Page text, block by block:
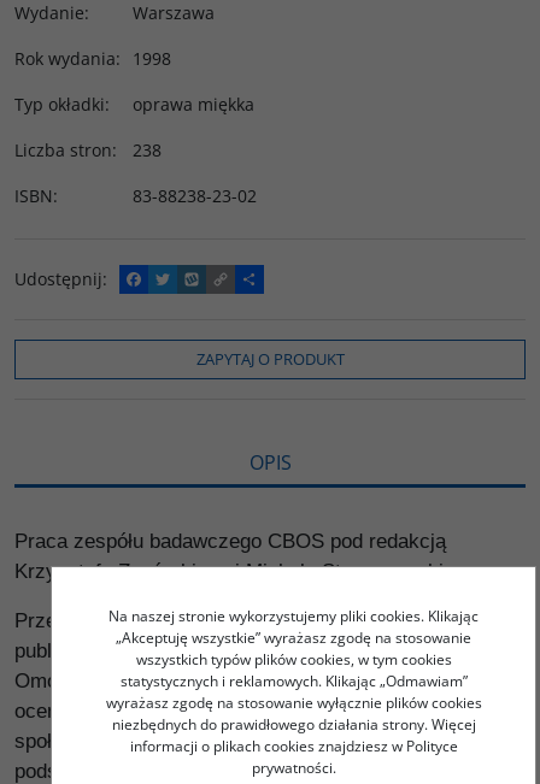
Wydanie:
Warszawa
Rok wydania:
1998
Typ okładki:
oprawa miękka
Liczba stron:
238
ISBN: 83-88238-23-02
Udostępnij:
F
a
e
o
T
w
t
e
W
y
o
p
C
o
y
L
i
P
o
z
i
e
ę
ZAPYTAJ O PRODUKT
OPIS
Praca zespółu badawczego CBOS pod redakcją
Krzysztofa Zagórskiego i Michała Strzeszewskiego
Przedstawienie dynamiki kształtowania się opinii
publicznej w Polsce w dekadzie przemian ustrojowych.
Omówienie zmian świadomości społecznej, postaw,
ocen i opinii na najważniejsze tematy z zakresu życia
społeczno-politycznego i gospodarczego kraju na
podstawie reprezentatywnych badań ogólnopolskich,
Na naszej stronie wykorzystujemy pliki cookies. Klikając
„Akceptuję wszystkie” wyrażasz zgodę na stosowanie
wszystkich typów plików cookies, w tym cookies
statystycznych i reklamowych. Klikając „Odmawiam”
wyrażasz zgodę na stosowanie wyłącznie plików cookies
niezbędnych do prawidłowego działania strony. Więcej
informacji o plikach cookies znajdziesz w Polityce
prywatności.